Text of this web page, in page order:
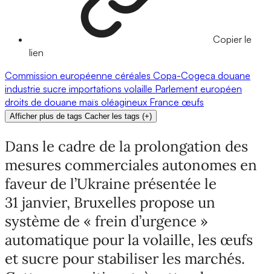
Copier le
lien
Commission européenne céréales Copa-Cogeca douane
industrie sucre importations volaille Parlement européen
droits de douane maïs oléagineux France œufs
Afficher plus de tags Cacher les tags (+)
Dans le cadre de la prolongation des
mesures commerciales autonomes en
faveur de l’Ukraine présentée le
31 janvier, Bruxelles propose un
système de « frein d’urgence »
automatique pour la volaille, les œufs
et sucre pour stabiliser les marchés.